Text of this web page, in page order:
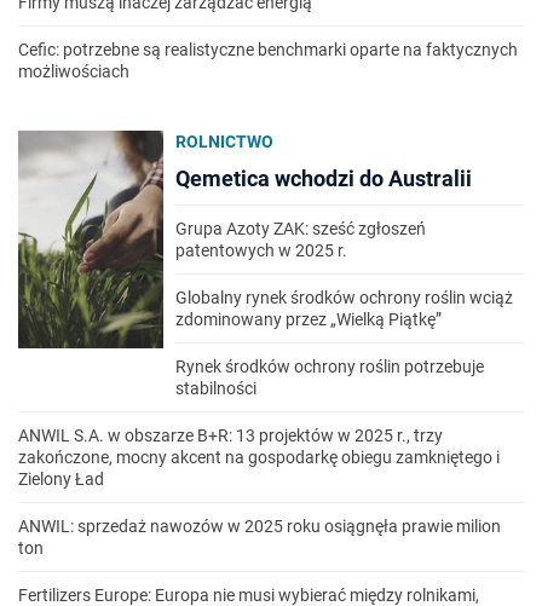
Cefic: potrzebne są realistyczne benchmarki oparte na faktycznych
możliwościach
ROLNICTWO
Qemetica wchodzi do Australii
Grupa Azoty ZAK: sześć zgłoszeń
patentowych w 2025 r.
Globalny rynek środków ochrony roślin wciąż
zdominowany przez „Wielką Piątkę”
Rynek środków ochrony roślin potrzebuje
stabilności
ANWIL S.A. w obszarze B+R: 13 projektów w 2025 r., trzy
zakończone, mocny akcent na gospodarkę obiegu zamkniętego i
Zielony Ład
ANWIL: sprzedaż nawozów w 2025 roku osiągnęła prawie milion
ton
Fertilizers Europe: Europa nie musi wybierać między rolnikami,